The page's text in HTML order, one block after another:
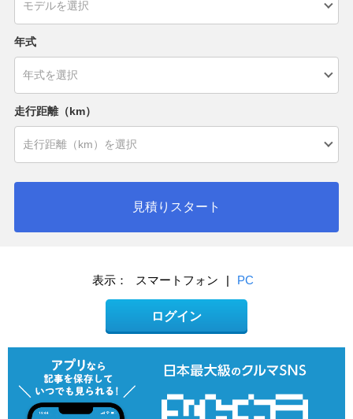
年式
走行距離（km）
見積りスタート
表示： スマートフォン | PC
ログイン